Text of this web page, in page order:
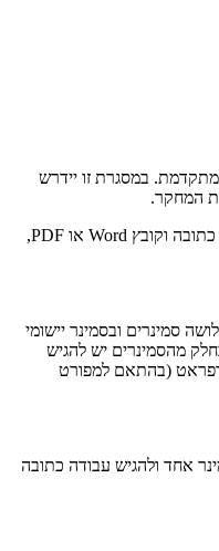
במסגרת זו יידרש
המחקר.
וקובץ Word או PDF
,
סמינרים ובסמינר יישומי
מהסמינרים יש להגיש
(בהתאם למפורט
אחד ולהגיש עבודה כתובה